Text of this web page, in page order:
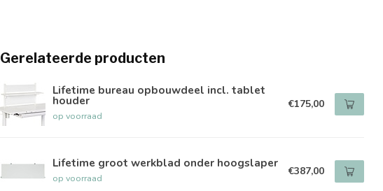
Gerelateerde producten
Lifetime bureau opbouwdeel incl. tablet
houder
op voorraad
€175,00
Lifetime groot werkblad onder hoogslaper
op voorraad €387,00